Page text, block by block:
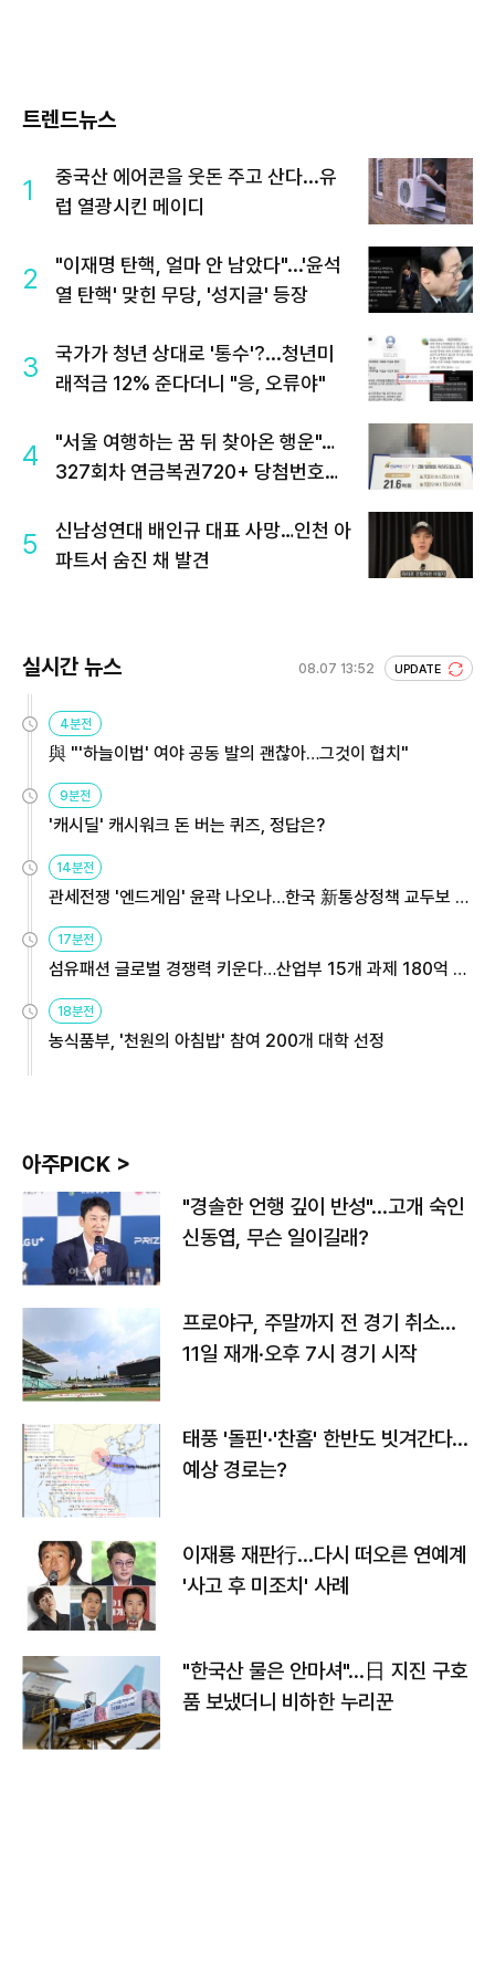
트렌드뉴스
1
중국산 에어콘을 웃돈 주고 산다...유
럽 열광시킨 메이디
2
"이재명 탄핵, 얼마 안 남았다"...'윤석
열 탄핵' 맞힌 무당, '성지글' 등장
3
국가가 청년 상대로 '통수'?...청년미
래적금 12% 준다더니 "응, 오류야"
4
"서울 여행하는 꿈 뒤 찾아온 행운"…
327회차 연금복권720+ 당첨번호조
5
신남성연대 배인규 대표 사망…인천 아
파트서 숨진 채 발견
실시간 뉴스 08.07 13:52 UPDATE
4분전
與 "'하늘이법' 여야 공동 발의 괜찮아…그것이 협치"
9분전
'캐시딜' 캐시워크 돈 버는 퀴즈, 정답은?
14분전
관세전쟁 '엔드게임' 윤곽 나오나…한국 新통상정책 교두보 활
17분전
섬유패션 글로벌 경쟁력 키운다…산업부 15개 과제 180억 지
18분전
농식품부, '천원의 아침밥' 참여 200개 대학 선정
아주PICK >
"경솔한 언행 깊이 반성"…고개 숙인
신동엽, 무슨 일이길래?
프로야구, 주말까지 전 경기 취소…
11일 재개·오후 7시 경기 시작
태풍 '돌핀'·'찬홈' 한반도 빗겨간다…
예상 경로는?
이재룡 재판行…다시 떠오른 연예계
'사고 후 미조치' 사례
"한국산 물은 안마셔"…日 지진 구호
품 보냈더니 비하한 누리꾼